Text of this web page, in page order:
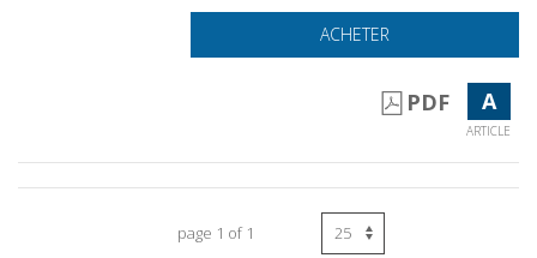
ACHETER
PDF A
ARTICLE
page 1 of 1